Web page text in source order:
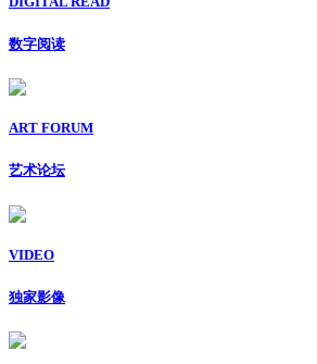
数字阅读
ART FORUM
艺术论坛
VIDEO
独家影像